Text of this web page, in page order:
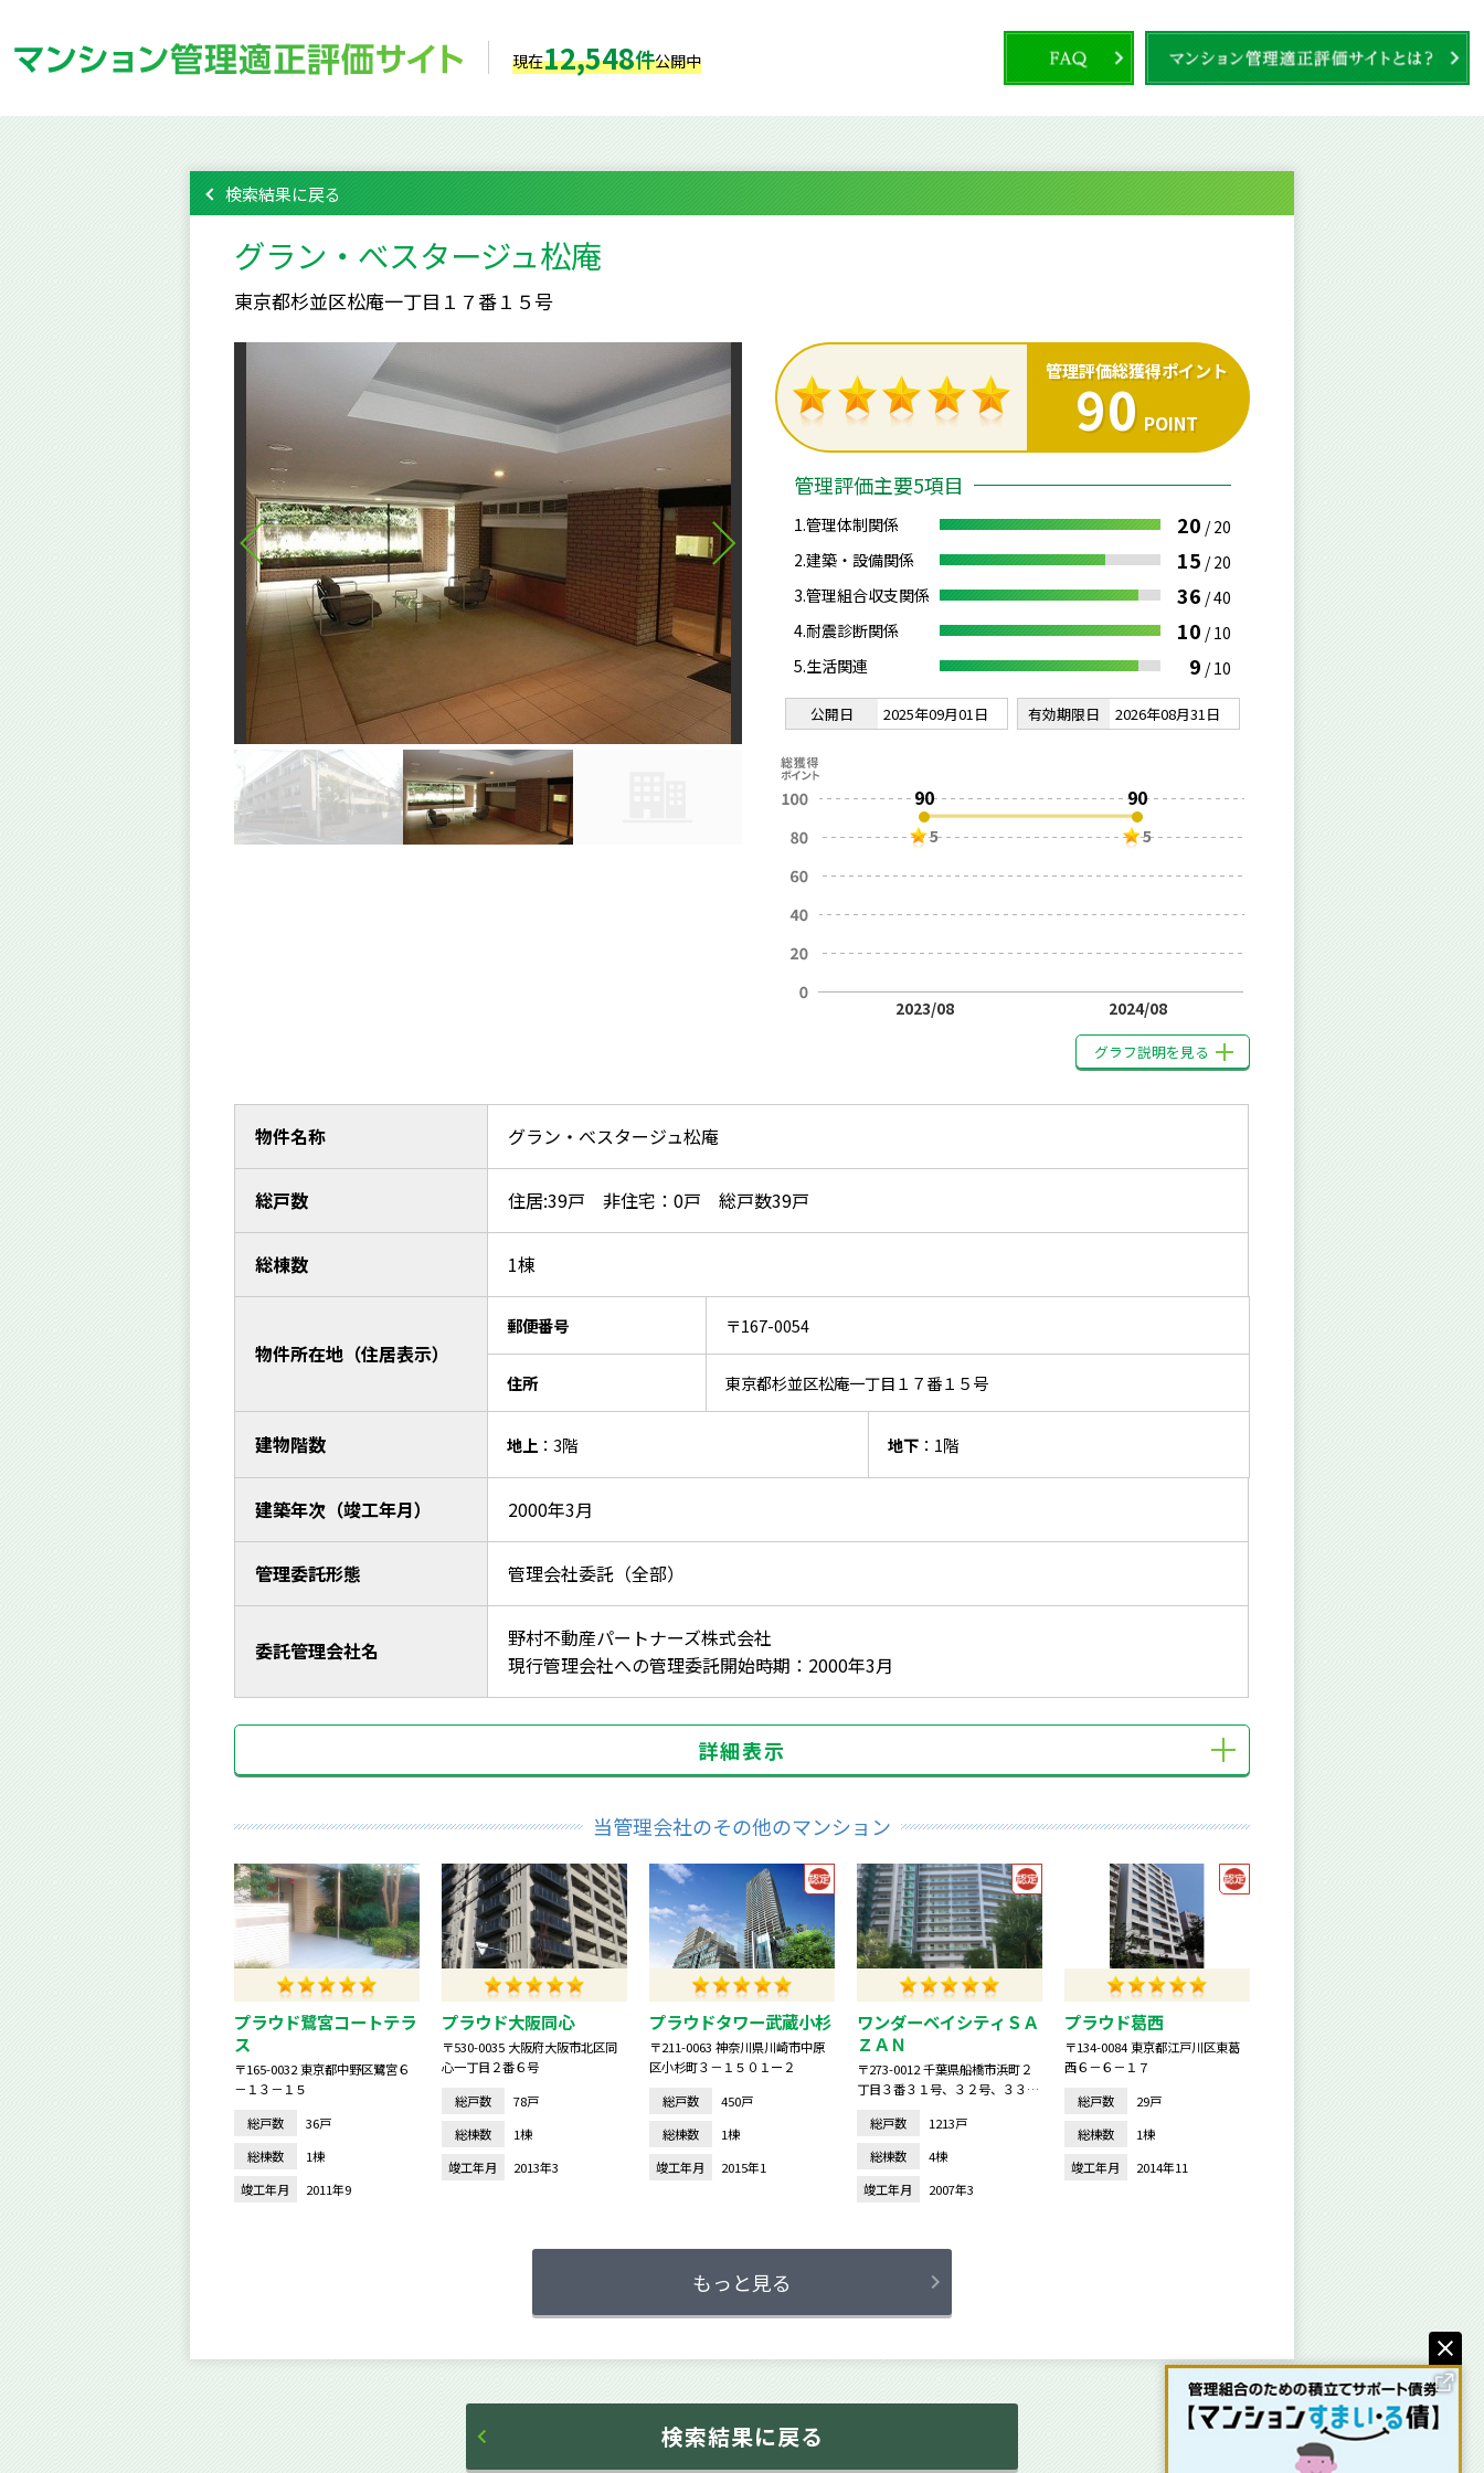
現在12,548件公開中
検索結果に戻る
グラン・べスタージュ松庵
東京都杉並区松庵一丁目１７番１５号
管理評価総獲得ポイント
90 POINT
管理評価主要5項目
1.管理体制関係 20 / 20
2.建築・設備関係
15 / 20
3.管理組合収支関係
36 /40
4.耐震診断関係
10 / 10
5.生活関連
9 / 10
公開日 2025年09月01日 有効期限日 2026年08月31日
90
5
2023/08
90
5
2024/08
グラフ説明を見る
物件名称 グラン・べスタージュ松庵
総戸数 住居:39戸 非住宅：0戸 総戸数39戸
総棟数 1棟
物件所在地（住居表示）
郵便番号 〒167-0054
住所 東京都杉並区松庵一丁目１７番１５号
建物階数 地上：3階 地下：1階
建築年次（竣工年月） 2000年3月
管理委託形態 管理会社委託（全部）
委託管理会社名
野村不動産パートナーズ株式会社
現行管理会社への管理委託開始時期：2000年3月
詳細表示
当管理会社のその他のマンション
プラウド鷺宮コートテラ
ス
〒165-0032 東京都中野区鷺宮６
－１３－１５
総戸数
36戸
総棟数
1棟
竣工年月
2011年9
プラウド大阪同心
〒530-0035 大阪府大阪市北区同
心一丁目２番６号
総戸数
78戸
総棟数
1棟
竣工年月
2013年3
プラウドタワー武蔵小杉
〒211-0063 神奈川県川崎市中原
区小杉町３－１５０１ー２
総戸数
450戸
総棟数
1棟
竣工年月
2015年1
ワンダーベイシティＳＡ
ＺＡＮ
〒273-0012 千葉県船橋市浜町２
丁目３番３１号、３２号、３３
総戸数
1213戸
総棟数
4棟
竣工年月
2007年3
プラウド葛西
〒134-0084 東京都江戸川区東葛
西６－６－１７
総戸数
29戸
総棟数
1棟
竣工年月
2014年11
もっと見る
検索結果に戻る